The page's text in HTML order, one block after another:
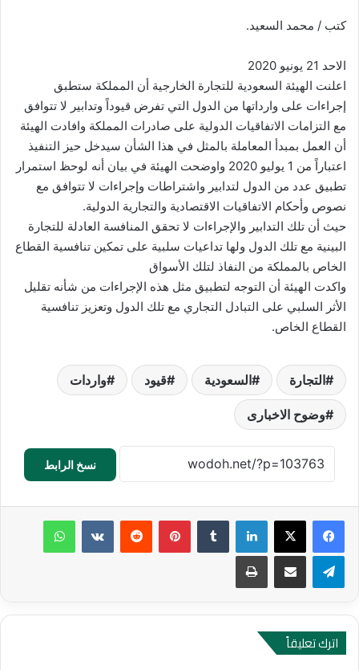
كتب / محمد السعيد.
الاحد 21 يونيو 2020
اعلنت الهيئة السعودية للتجارة الخارجية أن المملكة ستطبق
إجراءات على وارداتها من الدول التي تفرض قيوداً وتدابير لا تتوافق
مع التزامات الاتفاقيات الدولية على صادرات المملكة وافادت الهيئة
أن العمل بمبدأ المعاملة بالمثل في هذا الشأن سيدخل حيز التنفيذ
اعتباراً من 1 يوليو 2020 واوضحت الهيئة في بيان أنه لوحظ استمرار
تطبيق عدد من الدول لتدابير واشتراطات وإجراءات لا تتوافق مع
نصوص وأحكام الاتفاقيات الاقتصادية والتجارية الدولية.
حيث أن تلك التدابير والإجراءات لا تحقق المنافسة العادلة للتجارة
البينية مع تلك الدول ولها تداعيات سلبية على تمكين تنافسية القطاع
الخاص بالمملكة من النفاذ لتلك الأسواق
واكدت الهيئة أن التوجه لتطبيق مثل هذه الإجراءات من شأنه تقليل
الأثر السلبي على التبادل التجاري مع تلك الدول وتعزيز تنافسية
القطاع الخاص.
التجارة السعودية قيود واردات
وضوح الاخبارى
نسخ الرابط
لينكدإن بينتيريست
اترك تعليقاً